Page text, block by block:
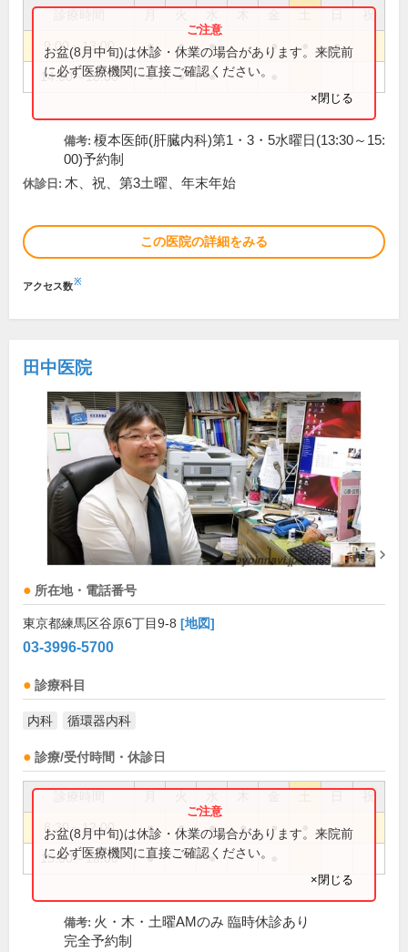
祝
9:00～13:00 ● ● ● ● ●
14:00～18:00 ● ● ●
お盆(8月中旬)は休診・休業の場合があります。来院前
に必ず医療機関に直接ご確認ください。
×閉じる
備考: 榎本医師(肝臓内科)第1・3・5水曜日(13:30～15:
00)予約制
休診日: 木、祝、第3土曜、年末年始
この医院の詳細をみる
アクセス数※
田中医院
所在地・電話番号
東京都練馬区谷原6丁目9-8 [地図]
03-3996-5700
診療科目
内科 循環器内科
診療/受付時間・休診日
祝
8:30～12:00 ● ● ● ● ●
15:00～18:00 ● ●
お盆(8月中旬)は休診・休業の場合があります。来院前
に必ず医療機関に直接ご確認ください。
×閉じる
備考: 火・木・土曜AMのみ 臨時休診あり
完全予約制